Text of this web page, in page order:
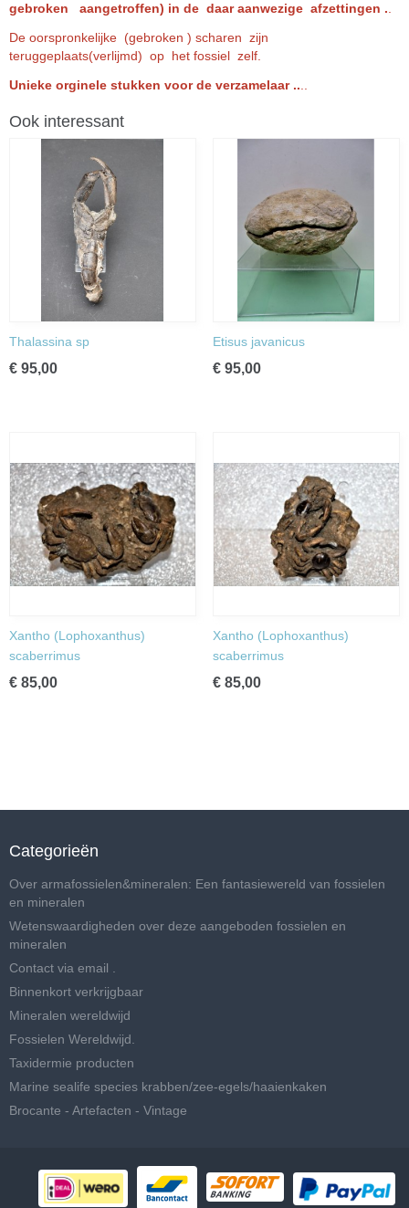
gebroken aangetroffen) in de daar aanwezige afzettingen .
De oorspronkelijke (gebroken ) scharen zijn
teruggeplaats(verlijmd) op het fossiel zelf.
Unieke orginele stukken voor de verzamelaar ..
Ook interessant
Thalassina sp
€ 95,00
Etisus javanicus
€ 95,00
Xantho (Lophoxanthus)
scaberrimus
€ 85,00
Xantho (Lophoxanthus)
scaberrimus
€ 85,00
Categorieën
Over armafossielen&mineralen: Een fantasiewereld van fossielen
en mineralen
Wetenswaardigheden over deze aangeboden fossielen en
mineralen
Contact via email .
Binnenkort verkrijgbaar
Mineralen wereldwijd
Fossielen Wereldwijd.
Taxidermie producten
Marine sealife species krabben/zee-egels/haaienkaken
Brocante - Artefacten - Vintage